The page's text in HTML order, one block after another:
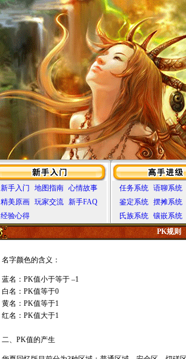
新手入门 地图指南 心情故事
精美原画 玩家交流 新手FAQ
经验心得
任务系统 语聊系统
鉴定系统 摆摊系统
氏族系统 镶嵌系统
PK规则
名字颜色的含义：
蓝名：PK值小于等于 –1
白名：PK值等于0
黄名：PK值等于1
红名：PK值大于1
二、PK值的产生